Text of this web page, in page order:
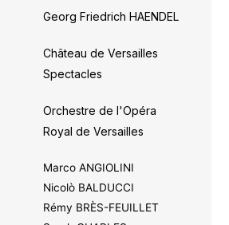
Georg Friedrich HAENDEL
Château de Versailles
Spectacles
Orchestre de l'Opéra
Royal de Versailles
Marco ANGIOLINI
Nicolò BALDUCCI
Rémy BRÈS-FEUILLET